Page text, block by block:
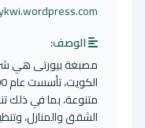
الوصف:
مصبغة بيورتى هي
متنوعة، بما في ذلك
الشقق والمنازل،